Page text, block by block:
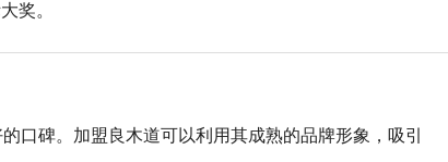
奖。
口碑。加盟良木道可以利用其成熟的品牌形象，吸引